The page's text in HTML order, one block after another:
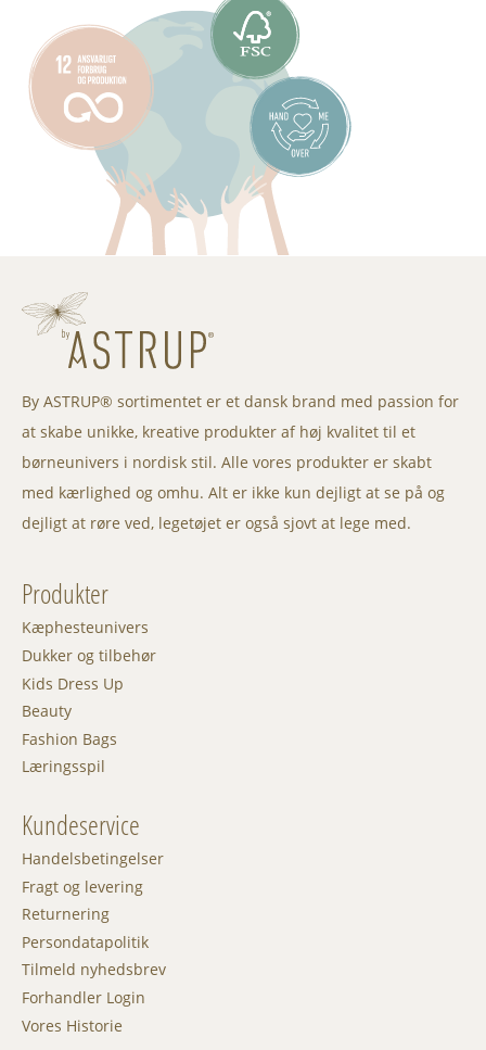
By ASTRUP® sortimentet er et dansk brand med passion for
at skabe unikke, kreative produkter af høj kvalitet til et
børneunivers i nordisk stil. Alle vores produkter er skabt
med kærlighed og omhu. Alt er ikke kun dejligt at se på og
dejligt at røre ved, legetøjet er også sjovt at lege med.
Produkter
Kæphesteunivers
Dukker og tilbehør
Kids Dress Up
Beauty
Fashion Bags
Læringsspil
Kundeservice
Handelsbetingelser
Fragt og levering
Returnering
Persondatapolitik
Tilmeld nyhedsbrev
Forhandler Login
Vores Historie